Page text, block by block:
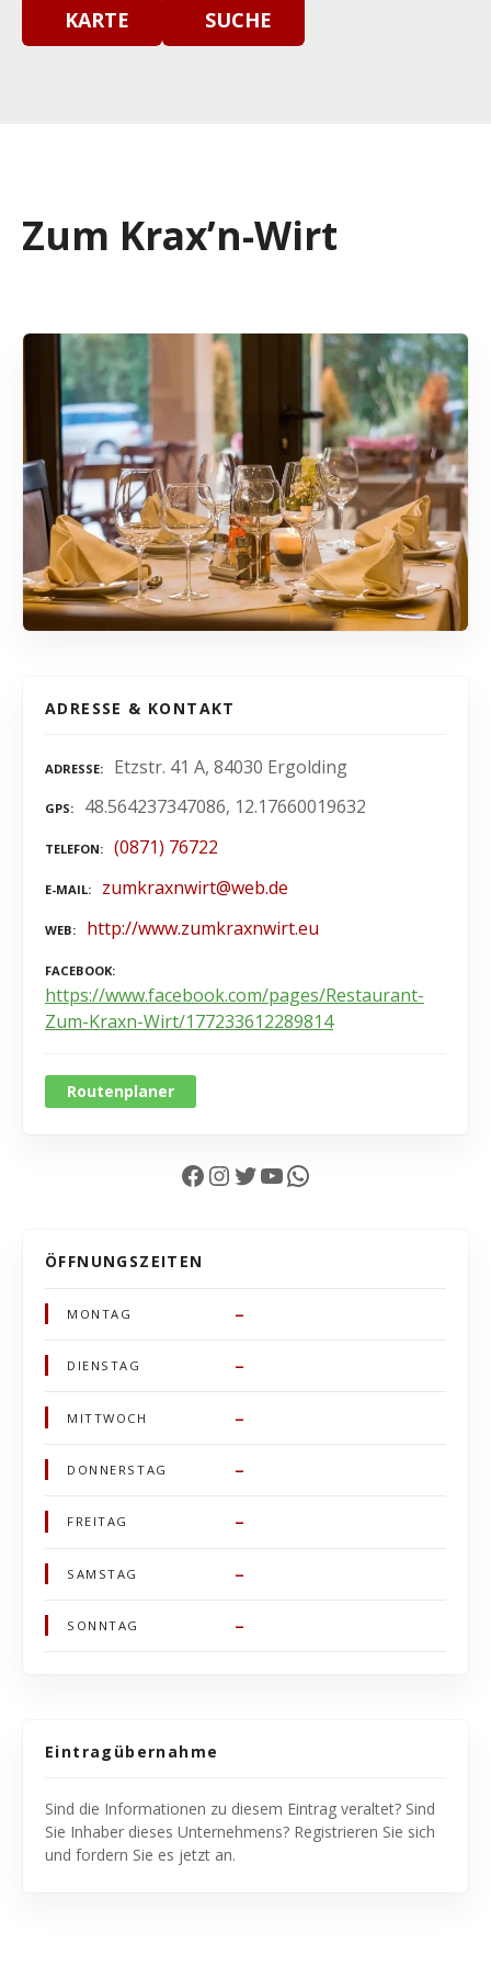
KARTE SUCHE
Zum Krax’n-Wirt
ADRESSE & KONTAKT
ADRESSE Etzstr. 41 A, 84030 Ergolding
GPS 48.564237347086, 12.17660019632
TELEFON (0871) 76722
E-MAIL zumkraxnwirt@web.de
WEB http://www.zumkraxnwirt.eu
FACEBOOK
https://www.facebook.com/pages/Restaurant-
Zum-Kraxn-Wirt/177233612289814
Routenplaner
Facebook InstagramTwitter YouTube WhatsApp
ÖFFNUNGSZEITEN
MONTAG –
DIENSTAG –
MITTWOCH –
DONNERSTAG –
FREITAG –
SAMSTAG –
SONNTAG –
Eintragübernahme
Sind die Informationen zu diesem Eintrag veraltet? Sind
Sie Inhaber dieses Unternehmens? Registrieren Sie sich
und fordern Sie es jetzt an.